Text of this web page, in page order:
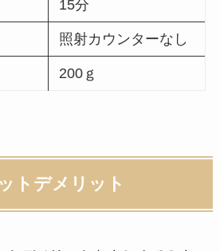
15分
照射カウンターなし
200ｇ
トデメリット